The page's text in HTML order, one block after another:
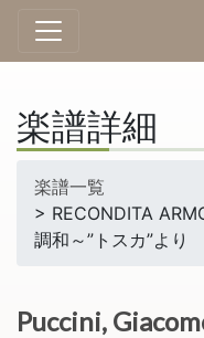
楽譜詳細
楽譜一覧
> RECONDITA
調和～”トスカ”より
Puccini,